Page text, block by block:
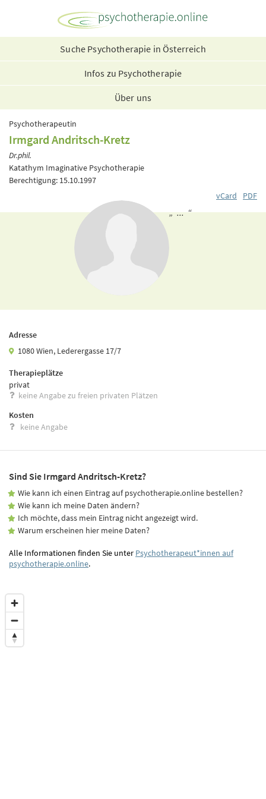
Suche Psychotherapie in Österreich
Infos zu Psychotherapie
Über uns
Psychotherapeutin
Irmgard Andritsch-Kretz
Dr.phil.
Katathym Imaginative Psychotherapie
Berechtigung: 15.10.1997
vCard
PDF
„ ... “
Adresse
1080 Wien, Lederergasse 17/7
Therapieplätze
privat
keine Angabe zu freien privaten Plätzen
Kosten
keine Angabe
Sind Sie Irmgard Andritsch-Kretz?
Wie kann ich einen Eintrag auf psychotherapie.online bestellen?
Wie kann ich meine Daten ändern?
Ich möchte, dass mein Eintrag nicht angezeigt wird.
Warum erscheinen hier meine Daten?
Alle Informationen finden Sie unter Psychotherapeut*innen auf
psychotherapie.online.